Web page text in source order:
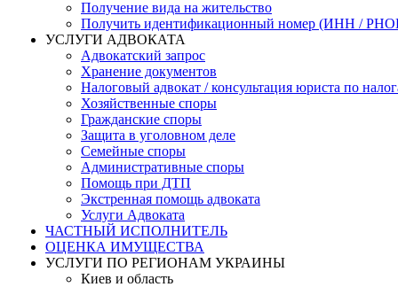
Получение вида на жительство
Получить идентификационный номер (ИНН /
УСЛУГИ АДВОКАТА
Адвокатский запрос
Хранение документов
Налоговый адвокат / консультация юриста по
Хозяйственные споры
Гражданские споры
Защита в уголовном деле
Семейные споры
Административные споры
Помощь при ДТП
Экстренная помощь адвоката
Услуги Адвоката
ЧАСТНЫЙ ИСПОЛНИТЕЛЬ
ОЦЕНКА ИМУЩЕСТВА
УСЛУГИ ПО РЕГИОНАМ УКРАИНЫ
Киев и область